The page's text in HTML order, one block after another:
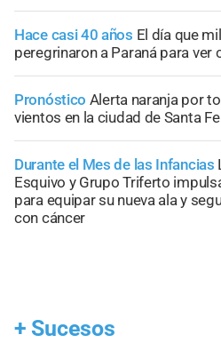
Hace casi 40 años El día que
peregrinaron a Paraná para ver
Pronóstico Alerta naranja por
vientos en la ciudad de Santa Fe
Durante el Mes de las Infancias
Esquivo y Grupo Triferto
para equipar su nueva ala y
con cáncer
+ Sucesos